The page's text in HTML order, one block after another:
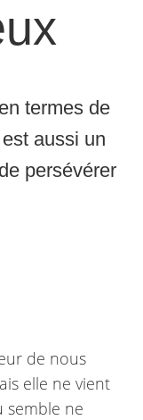
termes de
aussi un
persévérer
de nous
elle ne vient
semble ne